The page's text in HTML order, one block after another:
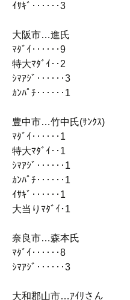
ｲｻｷﾞ‥‥‥3
大阪市…進氏
ﾏﾀﾞｲ‥‥‥9
特大ﾏﾀﾞｲ‥2
ｼﾏｱｼﾞ‥‥‥3
ｶﾝﾊﾟﾁ‥‥‥1
豊中市…竹中氏(ｻﾝｸｽ)
ﾏﾀﾞｲ‥‥‥1
特大ﾏﾀﾞｲ‥1
ｼﾏｱｼﾞ‥‥‥1
ｶﾝﾊﾟﾁ‥‥‥1
ｲｻｷﾞ‥‥‥1
大当りﾏﾀﾞｲ･1
奈良市…森本氏
ﾏﾀﾞｲ‥‥‥8
ｼﾏｱｼﾞ‥‥‥3
大和郡山市…ｱｲﾘさん